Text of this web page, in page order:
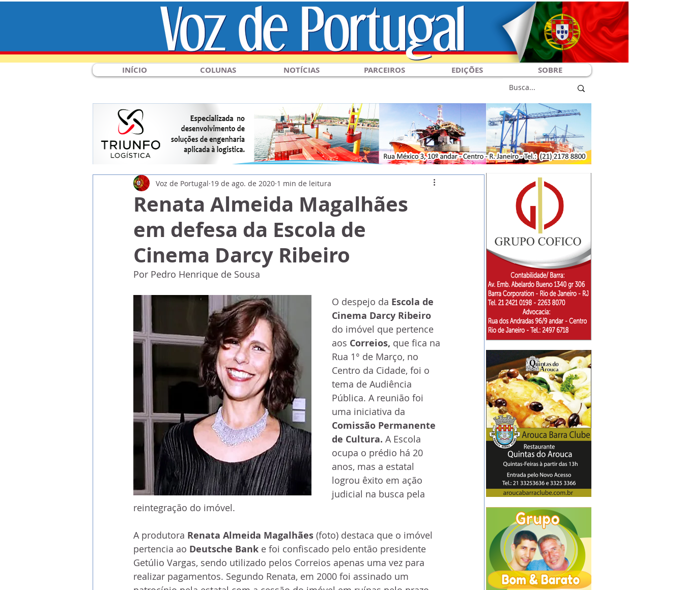
INÍCIO COLUNAS NOTÍCIAS PARCEIROS EDIÇÕES SOBRE
Renata Almeida Magalhães
em defesa da Escola de
Cinema Darcy Ribeiro
Voz de Portugal 19 de ago. de 2020 1 min de leitura
Por Pedro Henrique de Sousa
O despejo da Escola de
Cinema Darcy Ribeiro
do imóvel que pertence
aos Correios, que fica na
Rua 1° de Março, no
Centro da Cidade, foi o
tema de Audiência
Pública. A reunião foi
uma iniciativa da
Comissão Permanente
de Cultura. A Escola
ocupa o prédio há 20
anos, mas a estatal
logrou êxito em ação
judicial na busca pela
reintegração do imóvel.
A produtora Renata Almeida Magalhães (foto) destaca que o imóvel
pertencia ao Deutsche Bank e foi confiscado pelo então presidente
Getúlio Vargas, sendo utilizado pelos Correios apenas uma vez para
realizar pagamentos. Segundo Renata, em 2000 foi assinado um